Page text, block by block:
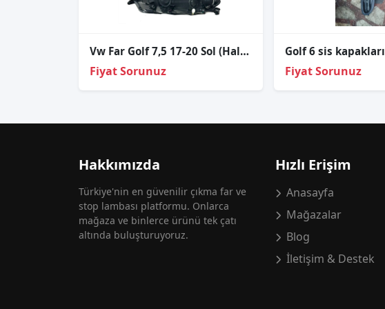
Vw Far Golf 7,5 17-20 Sol (Halojen)
Fiyat Sorunuz
Golf 6 sis kapakları
Fiyat Sorunuz
Hakkımızda
Türkiye'nin en güvenilir çıkma far ve
stop lambası platformu. Onlarca
mağaza ve binlerce ürünü tek çatı
altında buluşturuyoruz.
Hızlı Erişim
Anasayfa
Mağazalar
Blog
İletişim & Destek